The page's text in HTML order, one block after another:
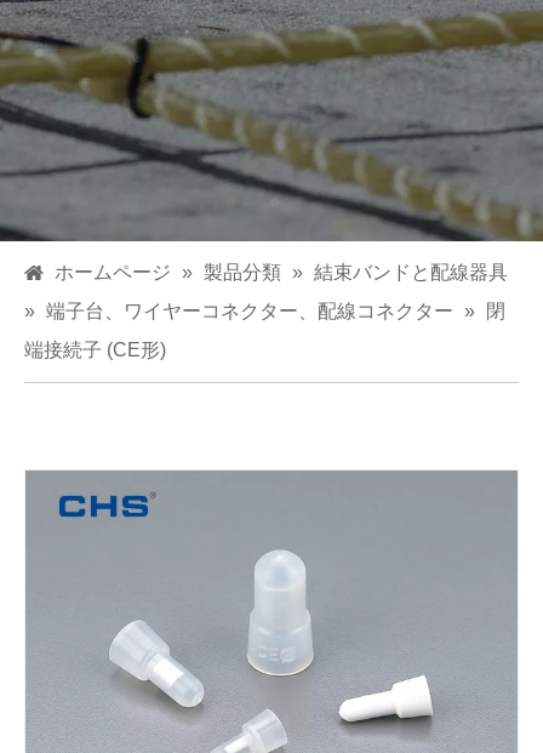
ホームページ » 製品分類 » 結束バンドと配線器具
» 端子台、ワイヤーコネクター、配線コネクター »
閉
端接続子 (CE形)